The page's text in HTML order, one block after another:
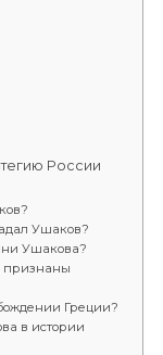
России
Ушаков?
Ушакова?
признаны
Греции?
в истории